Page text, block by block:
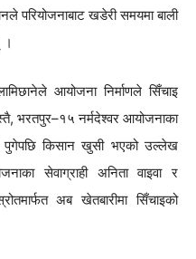
परियोजनाबाट खडेरी समयमा बाली
।
आयोजना निर्माणले सिँचाइ
भरतपुर–१५ नर्मदेश्वर आयोजनाका
किसान खुसी भएको उल्लेख
सेवाग्राही अनिता वाइवा र
अब खेतबारीमा सिँचाइको